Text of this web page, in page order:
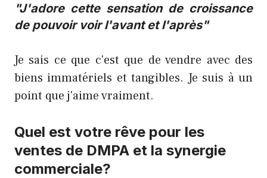
"J'adore cette sensation de croissance
de pouvoir voir l'avant et l'après"
Je sais ce que c'est que de vendre avec des
biens immatériels et tangibles. Je suis à un
point que j'aime vraiment.
Quel est votre rêve pour les
ventes de DMPA et la synergie
commerciale?